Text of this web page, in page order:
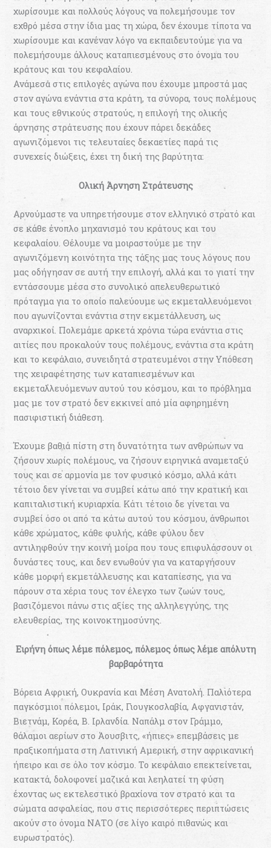
χωρίσουμε και πολλούς λόγους να πολεμήσουμε τον
εχθρό μέσα στην ίδια μας τη χώρα, δεν έχουμε τίποτα να
χωρίσουμε και κανέναν λόγο να εκπαιδευτούμε για να
πολεμήσουμε άλλους καταπιεσμένους στο όνομα του
κράτους και του κεφαλαίου.
Ανάμεσα στις επιλογές αγώνα που έχουμε μπροστά μας
στον αγώνα ενάντια στα κράτη, τα σύνορα, τους πολέμους
και τους εθνικούς στρατούς, η επιλογή της ολικής
άρνησης στράτευσης που έχουν πάρει δεκάδες
αγωνιζόμενοι τις τελευταίες δεκαετίες παρά τις
συνεχείς διώξεις, έχει τη δική της βαρύτητα:
Ολική Άρνηση Στράτευσης
Αρνούμαστε να υπηρετήσουμε στον ελληνικό στρατό και
σε κάθε ένοπλο μηχανισμό του κράτους και του
κεφαλαίου. Θέλουμε να μοιραστούμε με την
αγωνιζόμενη κοινότητα της τάξης μας τους λόγους που
μας οδήγησαν σε αυτή την επιλογή, αλλά και το γιατί την
εντάσσουμε μέσα στο συνολικό απελευθερωτικό
πρόταγμα για το οποίο παλεύουμε ως εκμεταλλευόμενοι
που αγωνίζονται ενάντια στην εκμετάλλευση, ως
αναρχικοί. Πολεμάμε αρκετά χρόνια τώρα ενάντια στις
αιτίες που προκαλούν τους πολέμους, ενάντια στα κράτη
και το κεφάλαιο, συνειδητά στρατευμένοι στην Υπόθεση
της χειραφέτησης των καταπιεσμένων και
εκμεταλλευόμενων αυτού του κόσμου, και το πρόβλημα
μας με τον στρατό δεν εκκινεί από μία αφηρημένη
πασιφιστική διάθεση.
Έχουμε βαθιά πίστη στη δυνατότητα των ανθρώπων να
ζήσουν χωρίς πολέμους, να ζήσουν ειρηνικά αναμεταξύ
τους και σε αρμονία με τον φυσικό κόσμο, αλλά κάτι
τέτοιο δεν γίνεται να συμβεί κάτω από την κρατική και
καπιταλιστική κυριαρχία. Κάτι τέτοιο δε γίνεται να
συμβεί όσο οι από τα κάτω αυτού του κόσμου, άνθρωποι
κάθε χρώματος, κάθε φυλής, κάθε φύλου δεν
αντιληφθούν την κοινή μοίρα που τους επιφυλάσσουν οι
δυνάστες τους, και δεν ενωθούν για να καταργήσουν
κάθε μορφή εκμετάλλευσης και καταπίεσης, για να
πάρουν στα χέρια τους τον έλεγχο των ζωών τους,
βασιζόμενοι πάνω στις αξίες της αλληλεγγύης, της
ελευθερίας, της κοινοκτημοσύνης.
Ειρήνη όπως λέμε πόλεμος, πόλεμος όπως λέμε απόλυτη
βαρβαρότητα
Βόρεια Αφρική, Ουκρανία και Μέση Ανατολή. Παλιότερα
παγκόσμιοι πόλεμοι, Ιράκ, Γιουγκοσλαβία, Αφγανιστάν,
Βιετνάμ, Κορέα, Β. Ιρλανδία. Ναπάλμ στον Γράμμο,
θάλαμοι αερίων στο Άουσβιτς, «ήπιες» επεμβάσεις με
πραξικοπήματα στη Λατινική Αμερική, στην αφρικανική
ήπειρο και σε όλο τον κόσμο. Το κεφάλαιο επεκτείνεται,
κατακτά, δολοφονεί μαζικά και λεηλατεί τη φύση
έχοντας ως εκτελεστικό βραχίονα τον στρατό και τα
σώματα ασφαλείας, που στις περισσότερες περιπτώσεις
ακούν στο όνομα ΝΑΤΟ (σε λίγο καιρό πιθανώς και
ευρωστρατός).